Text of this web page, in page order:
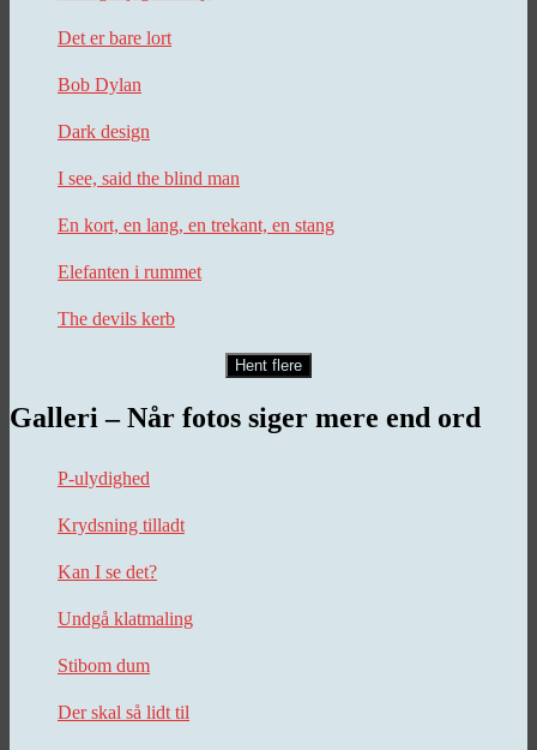
Det er bare lort
Bob Dylan
Dark design
I see, said the blind man
En kort, en lang, en trekant, en stang
Elefanten i rummet
The devils kerb
Hent flere
Galleri – Når fotos siger mere end ord
P-ulydighed
Krydsning tilladt
Kan I se det?
Undgå klatmaling
Stibom dum
Der skal så lidt til